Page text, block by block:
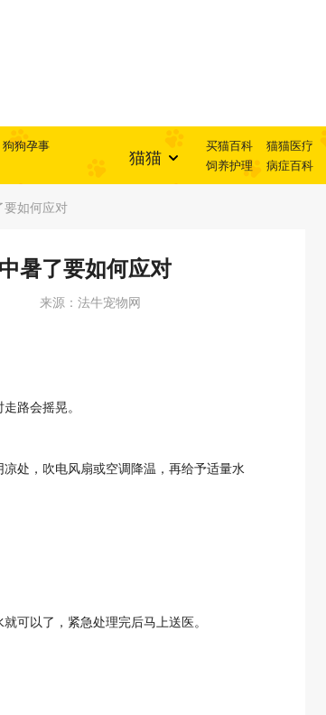
狗狗孕事
猫猫 买猫百科 猫猫医疗
饲养护理
病症百科
要如何应对
暑了要如何应对
来源：法牛宠物网
路会摇晃。
处，吹电风扇或空调降温，再给予适量水
可以了，紧急处理完后马上送医。